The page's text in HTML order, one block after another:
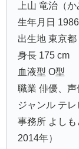
上山 竜治（か
生年月日
出生地 東京都
身長 175 cm
血液型 O型
職業 俳優、声
ジャンル テ
事務所 よし
2014年）